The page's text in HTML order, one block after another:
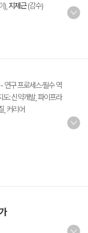
), 지제근(감수)
- 연구 프로세스·필수 역
도: 신약개발, 파이프라
, 커리어